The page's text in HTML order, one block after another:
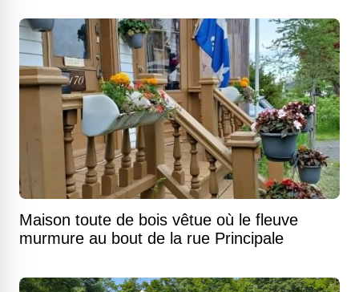
Maison toute de bois vêtue où le fleuve
murmure au bout de la rue Principale